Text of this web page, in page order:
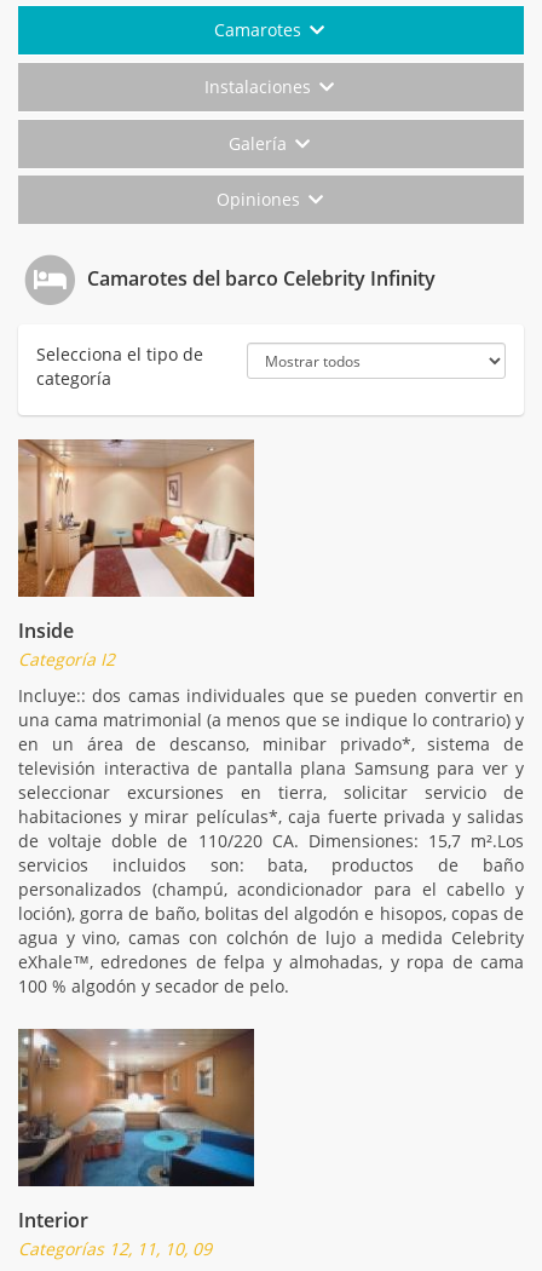
Camarotes
Instalaciones
Galería
Opiniones
Camarotes del barco Celebrity Infinity
Selecciona el tipo de
categoría
Inside
Categoría I2
Incluye:: dos camas individuales que se pueden convertir en
una cama matrimonial (a menos que se indique lo contrario) y
en un área de descanso, minibar privado*, sistema de
televisión interactiva de pantalla plana Samsung para ver y
seleccionar excursiones en tierra, solicitar servicio de
habitaciones y mirar películas*, caja fuerte privada y salidas
de voltaje doble de 110/220 CA. Dimensiones: 15,7 m².Los
servicios incluidos son: bata, productos de baño
personalizados (champú, acondicionador para el cabello y
loción), gorra de baño, bolitas del algodón e hisopos, copas de
agua y vino, camas con colchón de lujo a medida Celebrity
eXhale™, edredones de felpa y almohadas, y ropa de cama
100 % algodón y secador de pelo.
Interior
Categorías 12, 11, 10, 09